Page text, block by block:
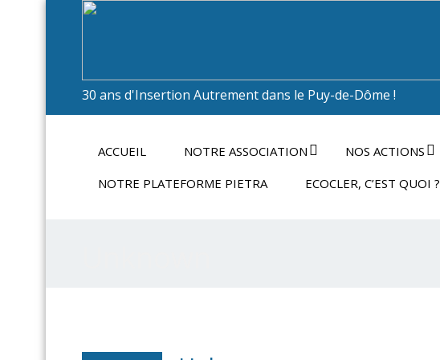
30 ans d'Insertion Autrement dans le Puy-de-Dôme !
ACCUEIL NOTRE ASSOCIATION NOS ACTIONS
NOTRE PLATEFORME PIETRA
ECOCLER, C’EST QUOI ?